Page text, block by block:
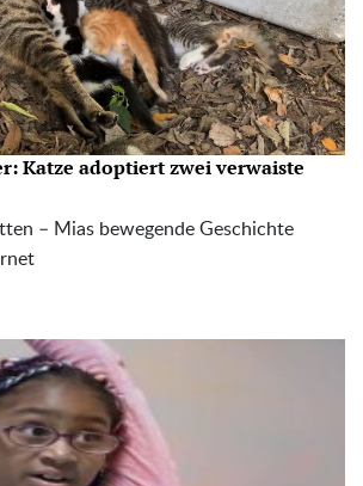
Katze adoptiert zwei verwaiste
– Mias bewegende Geschichte